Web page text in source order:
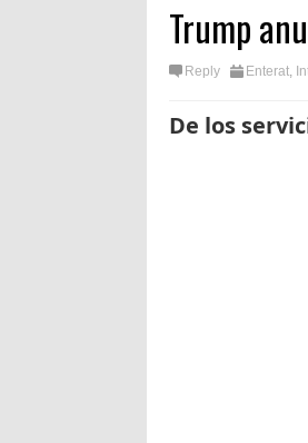
Trump
Reply Enterat,
De los